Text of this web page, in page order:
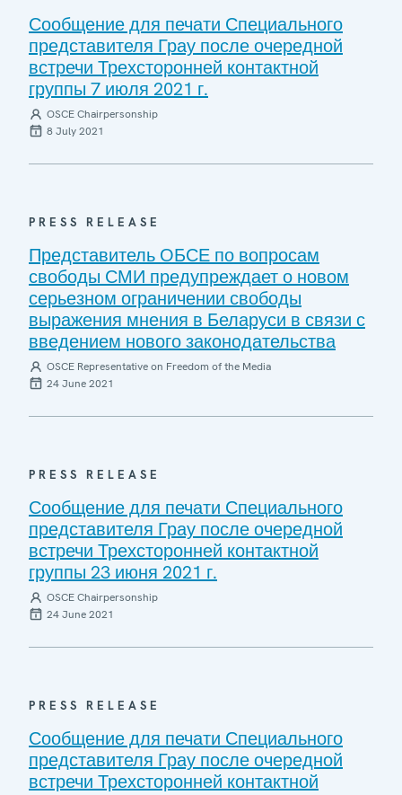
Сообщение для печати Специального
представителя Грау после очередной
встречи Трехсторонней контактной
группы 7 июля 2021 г.
OSCE Chairpersonship
8 July 2021
PRESS RELEASE
Представитель ОБСЕ по вопросам
свободы СМИ предупреждает о новом
серьезном ограничении свободы
выражения мнения в Беларуси в связи с
введением нового законодательства
OSCE Representative on Freedom of the Media
24 June 2021
PRESS RELEASE
Сообщение для печати Специального
представителя Грау после очередной
встречи Трехсторонней контактной
группы 23 июня 2021 г.
OSCE Chairpersonship
24 June 2021
PRESS RELEASE
Сообщение для печати Специального
представителя Грау после очередной
встречи Трехсторонней контактной